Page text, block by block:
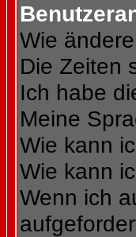
Wie
Die Zeiten
Ich habe
Meine
Wie kann
Wie kann
Wenn ich